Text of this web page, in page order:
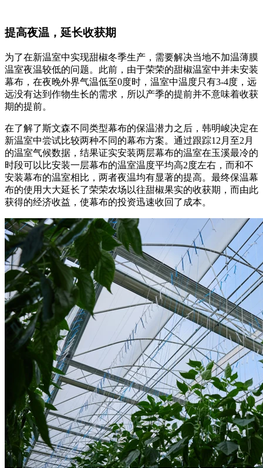
提高夜温，延长收获期
为了在新温室中实现甜椒冬季生产，需要解决当地不加温薄膜
温室夜温较低的问题。此前，由于荣荣的甜椒温室中并未安装
幕布，在夜晚外界气温低至0度时，温室中温度只有3-4度，远
远没有达到作物生长的需求，所以产季的提前并不意味着收获
期的提前。
在了解了斯文森不同类型幕布的保温潜力之后，韩明峻决定在
新温室中尝试比较两种不同的幕布方案。通过跟踪12月至2月
的温室气候数据，结果证实安装两层幕布的温室在玉溪最冷的
时段可以比安装一层幕布的温室温度平均高2度左右，而和不
安装幕布的温室相比，两者夜温均有显著的提高。最终保温幕
布的使用大大延长了荣荣农场以往甜椒果实的收获期，而由此
获得的经济收益，使幕布的投资迅速收回了成本。